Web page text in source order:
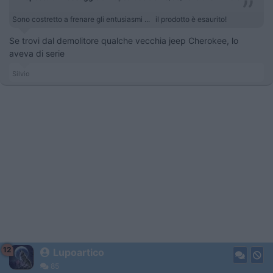
Sono costretto a frenare gli entusiasmi ... il prodotto è esaurito!
Se trovi dal demolitore qualche vecchia jeep Cherokee, lo
aveva di serie
Silvio
12 Lupoartico
85